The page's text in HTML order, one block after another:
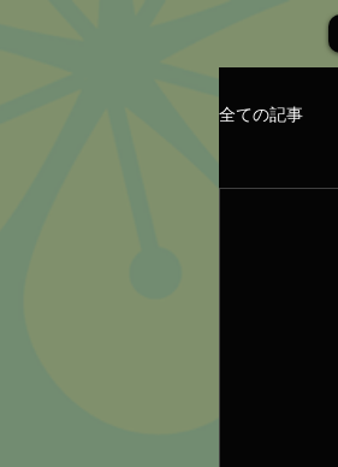
全ての記事